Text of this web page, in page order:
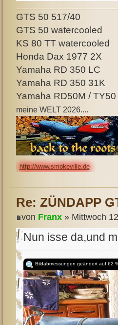
GTS 50 517/40
GTS 50 watercooled
KS 80 TT watercooled
Honda Dax 1977 2X
Yamaha RD 350 LC
Yamaha RD 350 31K
Yamaha RD50M / TY50
meine WELT 2026....
http://www.smokeville.de
Re: ZÜNDAPP
von Franx » Mittwoch
Nun isse da,und
Bildabmessungen geändert auf 62